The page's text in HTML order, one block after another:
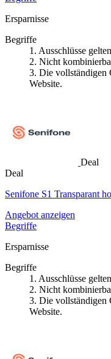
Ersparnisse
Begriffe
1. Ausschlüsse
2. Nicht
3. Die vollständigen
Website.
Deal
Deal
Senifone S1 Transparant
Angebot anzeigen
Begriffe
Ersparnisse
Begriffe
1. Ausschlüsse
2. Nicht
3. Die vollständigen
Website.